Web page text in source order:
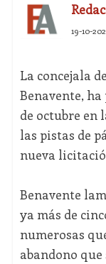
19-10-
La concejala
Benavente,
de octubre en
las pistas de
nueva
Benavente
ya más de
numerosas
abandono